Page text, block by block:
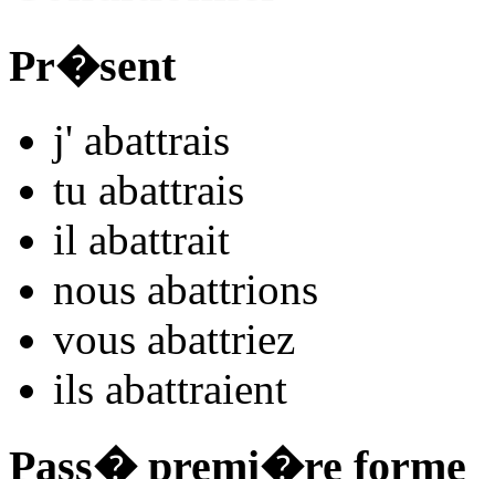
Pr�sent
j' abattrais
tu abattrais
il abattrait
nous abattrions
vous abattriez
ils abattraient
Pass� premi�re forme